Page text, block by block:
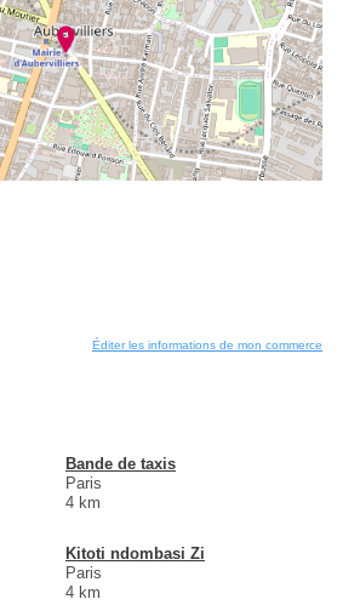
Éditer les informations de mon commerce
Bande de taxis
Paris
4 km
Kitoti ndombasi Zi
Paris
4 km